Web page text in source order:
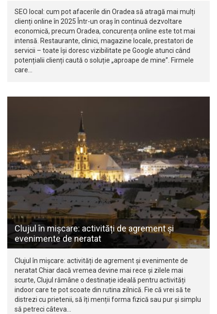
SEO local: cum pot afacerile din Oradea să atragă mai mulți
clienți online în 2025 Într-un oraș în continuă dezvoltare
economică, precum Oradea, concurența online este tot mai
intensă. Restaurante, clinici, magazine locale, prestatori de
servicii – toate își doresc vizibilitate pe Google atunci când
potențialii clienți caută o soluție „aproape de mine”. Firmele
care…
Clujul în mișcare: activități de agrement și
evenimente de neratat
Clujul în mișcare: activități de agrement și evenimente de
neratat Chiar dacă vremea devine mai rece și zilele mai
scurte, Clujul rămâne o destinație ideală pentru activități
indoor care te pot scoate din rutina zilnică. Fie că vrei să te
distrezi cu prietenii, să îți menții forma fizică sau pur și simplu
să petreci câteva…